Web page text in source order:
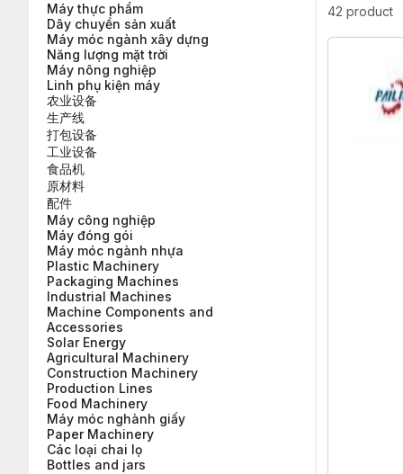
Máy thực phẩm
Dây chuyền sản xuất
Máy móc ngành xây dựng
Năng lượng mặt trời
Máy nông nghiệp
Linh phụ kiện máy
农业设备
生产线
打包设备
工业设备
食品机
原材料
配件
Máy công nghiệp
Máy đóng gói
Máy móc ngành nhựa
Plastic Machinery
Packaging Machines
Industrial Machines
Machine Components and
Accessories
Solar Energy
Agricultural Machinery
Construction Machinery
Production Lines
Food Machinery
Máy móc nghành giấy
Paper Machinery
Các loại chai lọ
Bottles and jars
42 product